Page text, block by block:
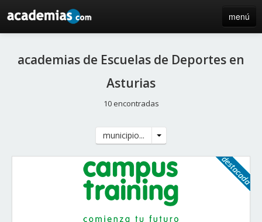
menú
blog
academias de Escuelas de Deportes en
Asturias
10 encontradas
municipio...